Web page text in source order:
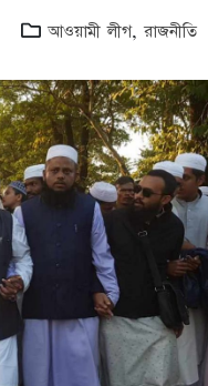
আওয়ামী লীগ,রাজনীতি